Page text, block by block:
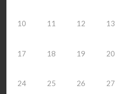
10 11 12 13
17 18 19 20
24 25 26 27